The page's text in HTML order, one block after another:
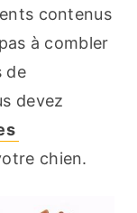
contenus
à combler
de
devez
chien.